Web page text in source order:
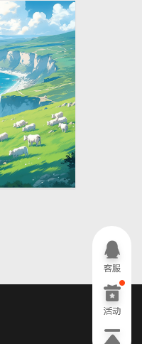
2912 × 1632